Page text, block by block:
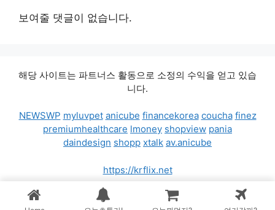
보여줄 댓글이 없습니다.
해당 사이트는 파트너스 활동으로 소정의 수익을 얻고 있습
니다.
NEWSWP myluvpet anicube financekorea coucha finez
premiumhealthcare lmoney shopview pania
daindesign shopp xtalk av.anicube
https://krflix.net
© 2026 가격비교차트 • 제작됨GeneratePress